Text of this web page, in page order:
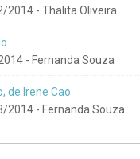
2014 - Thalita Oliveira
- Fernanda Souza
de Irene Cao
2014 - Fernanda Souza